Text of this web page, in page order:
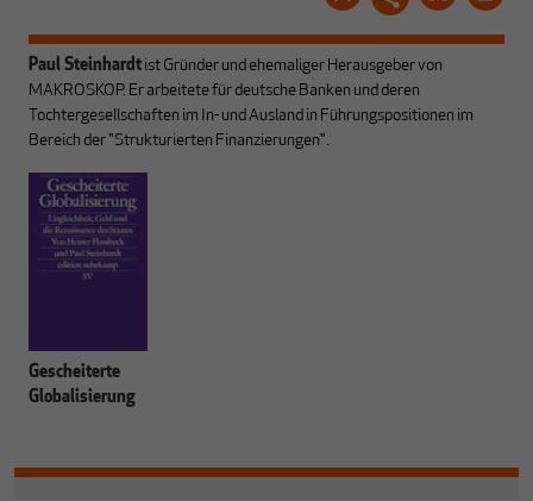
Paul Steinhardt ist Gründer und ehemaliger Herausgeber von
MAKROSKOP. Er arbeitete für deutsche Banken und deren
Tochtergesellschaften im In- und Ausland in Führungspositionen im
Bereich der "Strukturierten Finanzierungen".
Gescheiterte
Globalisierung